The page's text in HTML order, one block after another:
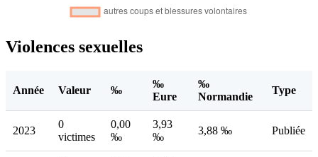
Violences sexuelles
Année Valeur ‰
‰
Eure
‰
Normandie
Type
2023
0
victimes
0,00
‰
3,93
‰
3,88 ‰ Publiée